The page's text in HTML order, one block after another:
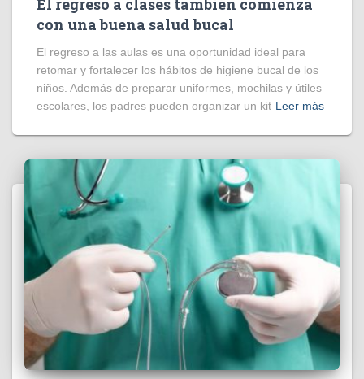
El regreso a clases también comienza
con una buena salud bucal
El regreso a las aulas es una oportunidad ideal para
retomar y fortalecer los hábitos de higiene bucal de los
niños. Además de preparar uniformes, mochilas y útiles
escolares, los padres pueden organizar un kit Leer más